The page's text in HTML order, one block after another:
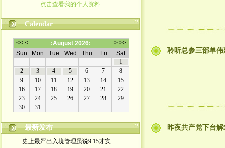
点击查看我的个人资料
Calendar
最新发布
· 史上最严出入境管理虽说9.15才实
聆听总参三部单
昨夜共产党下台